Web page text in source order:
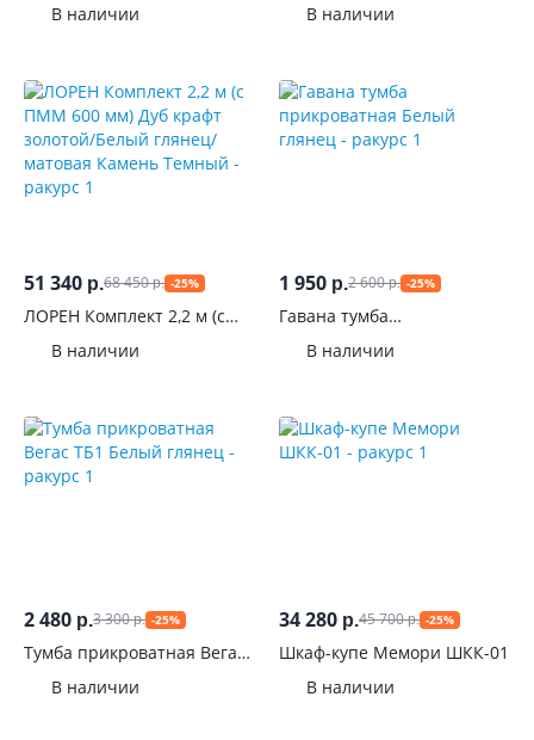
В наличии
В наличии
51 340 р.68 450р. -25%
ЛОРЕН Комплект 2,2 м (с
золотой/Белый глянец/
В наличии
1 950 р.2 600р. -25%
Гавана тумба
глянец
В наличии
2 480 р.3 300р. -25%
Тумба прикроватная Вегас
В наличии
34 280 р.45 700р. -25%
Шкаф-купе Мемори ШКК-01
В наличии